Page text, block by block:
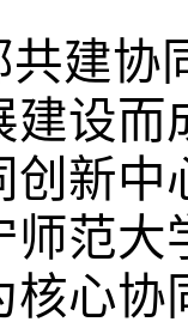
建协
建设而
创新
师范
核心